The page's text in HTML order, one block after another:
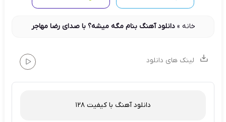
خانه »دانلود آهنگ بنام مگه میشه؟ با صدای رضا مهاجر
لینک های دانلود
دانلود آهنگ با کیفیت 128